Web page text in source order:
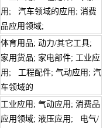
用; 汽车领域的应用; 消费
品应用领域;
体育用品; 动力/其它工具;
家用货品; 家电部件; 工业应
用; 工程配件; 气动应用; 汽
车领域的
工业应用; 气动应用; 消费品
应用领域; 液压应用; 电气/